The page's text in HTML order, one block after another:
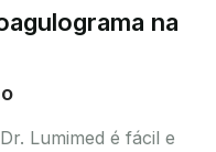
na
Lumimed é fácil e